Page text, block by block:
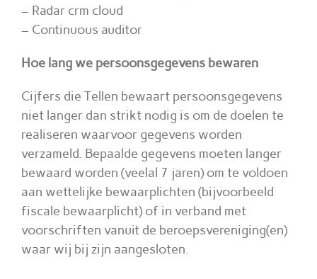
– Radar crm cloud
– Continuous auditor
Hoe lang we persoonsgegevens bewaren
Cijfers die Tellen bewaart persoonsgegevens
niet langer dan strikt nodig is om de doelen te
realiseren waarvoor gegevens worden
verzameld. Bepaalde gegevens moeten langer
bewaard worden (veelal 7 jaren) om te voldoen
aan wettelijke bewaarplichten (bijvoorbeeld
fiscale bewaarplicht) of in verband met
voorschriften vanuit de beroepsvereniging(en)
waar wij bij zijn aangesloten.